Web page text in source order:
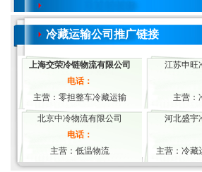
冷藏运输公司推广链接
上海交荣冷链物流有限公司
电话：
主营：零担整车冷藏运输
江苏申旺
主营：
北京中冷物流有限公司
电话：
主营：低温物流
河北盛宇
主营：冷藏